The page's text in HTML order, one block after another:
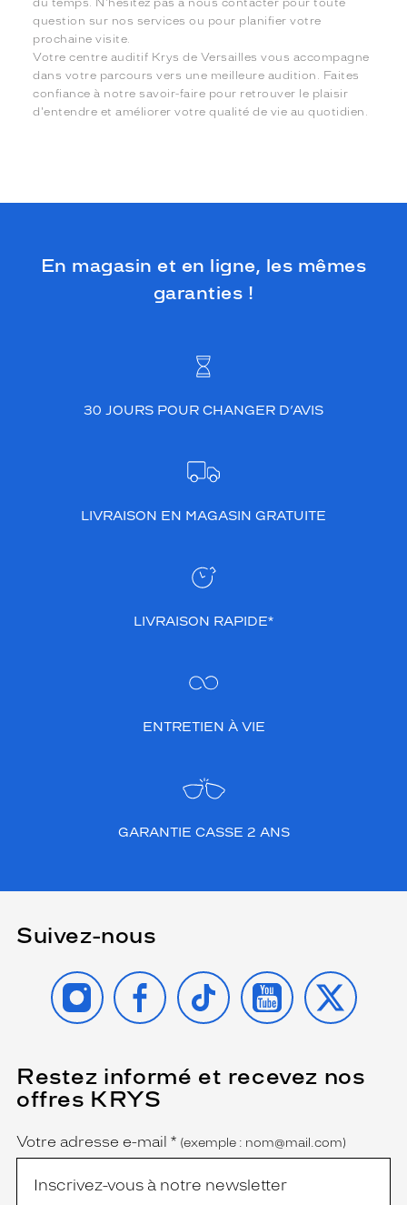
du temps. N'hésitez pas à nous contacter pour toute
question sur nos services ou pour planifier votre
prochaine visite.
Votre centre auditif Krys de Versailles vous accompagne
dans votre parcours vers une meilleure audition. Faites
confiance à notre savoir-faire pour retrouver le plaisir
d'entendre et améliorer votre qualité de vie au quotidien.
En magasin et en ligne, les mêmes
garanties !
30 JOURS POUR CHANGER D’AVIS
LIVRAISON EN MAGASIN GRATUITE
LIVRAISON RAPIDE*
ENTRETIEN À VIE
GARANTIE CASSE 2 ANS
Suivez-nous
INSTAGRAMFACEBOOK
TIKTOK YOUTUBE
X
Restez informé et recevez nos
offres KRYS
Name
Votre adresse e-mail *
(Ce
champ
est
obligatoire)
(exemple : nom@mail.com)